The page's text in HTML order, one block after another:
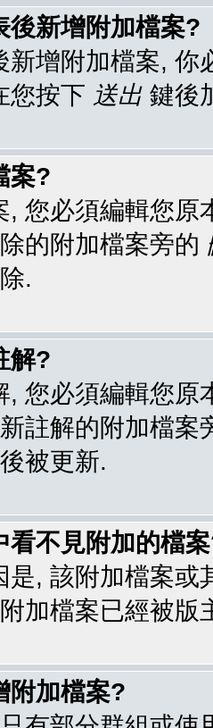
後新增附加檔案?
新增附加檔案,
您按下 送出 鍵後
案?
, 您必須編輯您
的附加檔案旁的
.
解?
, 您必須編輯您
註解的附加檔案
後被更新.
看不見附加的檔
是, 該附加檔案
加檔案已經被版
附加檔案?